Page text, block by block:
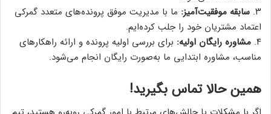
۳. سابقه موفقیت‌آمیز: ما با مدیریت موفق پرونده‌های متعدد گمرکی
اعتماد مشتریان خود را جلب کرده‌ایم.
۴. مشاوره رایگان اولیه: برای بررسی اولیه پرونده و ارائه راهکارهای
مناسب، مشاوره ابتدایی ما به‌صورت رایگان انجام می‌شود.
همین حالا تماس بگیرید!